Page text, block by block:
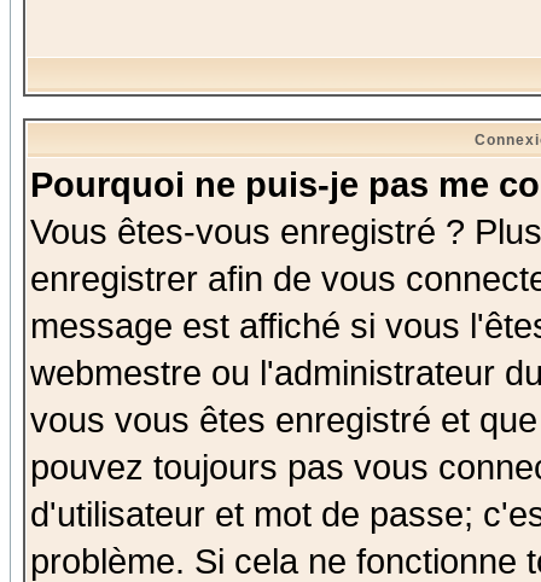
Pourquoi ne puis-je pas me
Vous êtes-vous enregistré ?
enregistrer afin de vous
message est affiché si vous
webmestre ou l'administrateur
vous vous êtes enregistré et
pouvez toujours pas vous
d'utilisateur et mot de passe;
problème. Si cela ne fonctionne